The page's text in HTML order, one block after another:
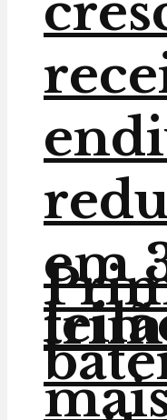
em